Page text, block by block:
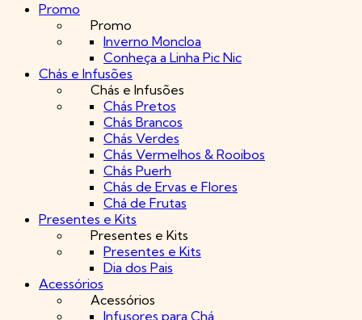
Promo
Promo
Inverno Moncloa
Conheça a Linha Pic Nic
Chás e Infusões
Chás e Infusões
Chás Pretos
Chás Brancos
Chás Verdes
Chás Vermelhos & Rooibos
Chás Puerh
Chás de Ervas e Flores
Chá de Frutas
Presentes e Kits
Presentes e Kits
Presentes e Kits
Dia dos Pais
Acessórios
Acessórios
Infusores para Chá